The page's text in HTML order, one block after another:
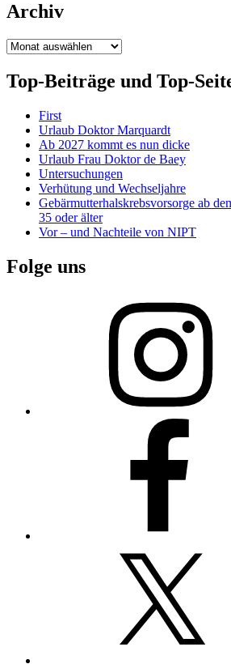
Archiv
Archiv
Top-Beiträge und Top-
First
Urlaub Doktor Marquardt
Ab 2027 kommt es nun dicke
Urlaub Frau Doktor de Baey
Untersuchungen
Verhütung und Wechseljahre
Gebärmutterhalskrebsvorsorge ab
35 oder älter
Vor – und Nachteile von NIPT
Folge uns